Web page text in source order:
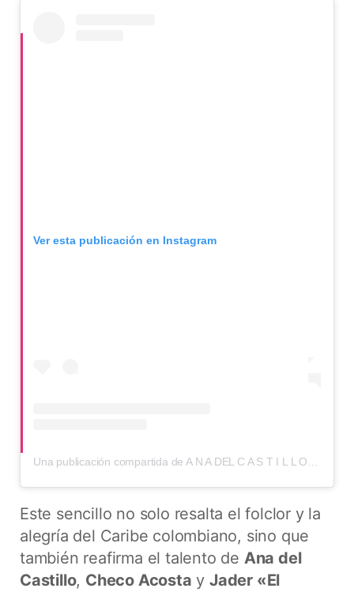
Ver esta publicación en Instagram
Una publicación compartida de A N A DEL C A S T I L L O (@anadelcastilloj)
Este sencillo no solo resalta el folclor y la
alegría del Caribe colombiano, sino que
también reafirma el talento de Ana del
Castillo, Checo Acosta yJader «El